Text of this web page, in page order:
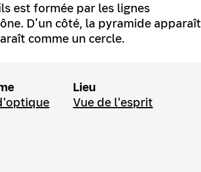
est formée par les lignes
D’un côté, la pyramide apparaît
comme un cercle.
Lieu
Vue de l'esprit